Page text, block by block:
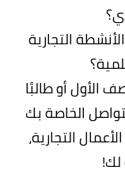
التجارية
الأول أو طالبًا
الخاصة بك
التجارية،
لك!